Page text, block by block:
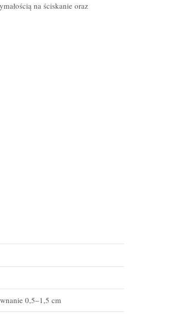
na ściskanie oraz
0,5–1,5 cm